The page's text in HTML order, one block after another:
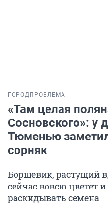
ГОРОД ПРОБЛЕМА
«Там целая
Сосновского»: у
Тюменью
сорняк
Борщевик, растущий
сейчас вовсю цветет и
раскидывать семена